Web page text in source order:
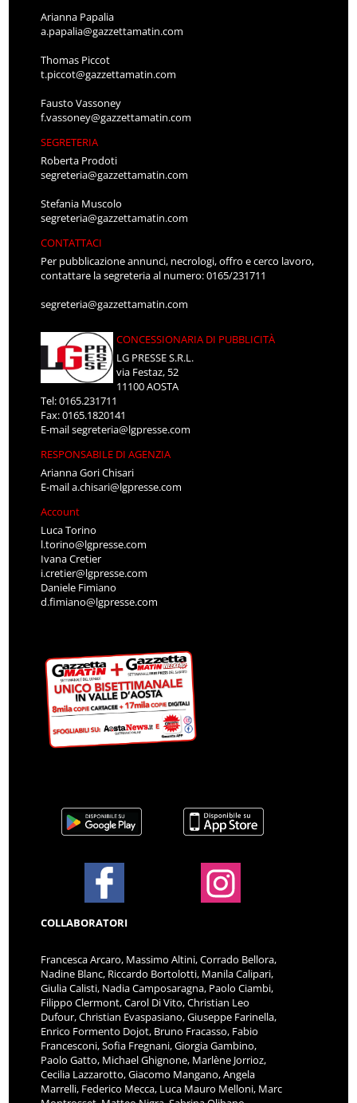
Arianna Papalia
a.papalia@gazzettamatin.com
Thomas Piccot
t.piccot@gazzettamatin.com
Fausto Vassoney
f.vassoney@gazzettamatin.com
SEGRETERIA
Roberta Prodoti
segreteria@gazzettamatin.com
Stefania Muscolo
segreteria@gazzettamatin.com
CONTATTACI
Per pubblicazione annunci, necrologi, offro e cerco lavoro,
contattare la segreteria al numero: 0165/231711
segreteria@gazzettamatin.com
CONCESSIONARIA DI PUBBLICITÀ
LG PRESSE S.R.L.
via Festaz, 52
11100 AOSTA
Tel: 0165.231711
Fax: 0165.1820141
E-mailsegreteria@lgpresse.com
RESPONSABILE DI AGENZIA
Arianna Gori Chisari
E-maila.chisari@lgpresse.com
Account
Luca Torino
l.torino@lgpresse.com
Ivana Cretier
i.cretier@lgpresse.com
Daniele Fimiano
d.fimiano@lgpresse.com
COLLABORATORI
Francesca Arcaro, Massimo Altini, Corrado Bellora,
Nadine Blanc, Riccardo Bortolotti, Manila Calipari,
Giulia Calisti, Nadia Camposaragna, Paolo Ciambi,
Filippo Clermont, Carol Di Vito, Christian Leo
Dufour, Christian Evaspasiano, Giuseppe Farinella,
Enrico Formento Dojot, Bruno Fracasso, Fabio
Francesconi, Sofia Fregnani, Giorgia Gambino,
Paolo Gatto, Michael Ghignone, Marlène Jorrioz,
Cecilia Lazzarotto, Giacomo Mangano, Angela
Marrelli, Federico Mecca, Luca Mauro Melloni, Marc